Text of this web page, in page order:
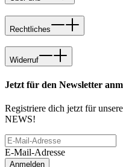
Rechtliches
Widerruf
Jetzt für den Newsletter
Registriere dich jetzt für
NEWS!
E-Mail-Adresse
Anmelden